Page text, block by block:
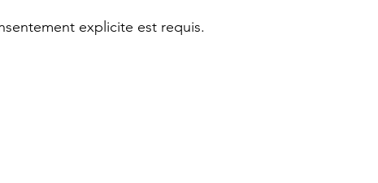
explicite est requis.